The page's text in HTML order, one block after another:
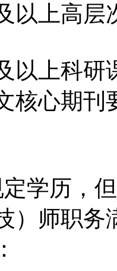
以上高层
以上科研
核心期
定学历，
）师职